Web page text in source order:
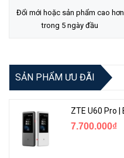
Đổi mới hoặc sản phẩm cao hơn
trong 5 ngày đầu
SẢN PHẨM ƯU ĐÃI
7.700.000₫